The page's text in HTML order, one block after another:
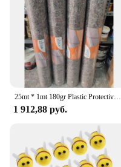
25mt * 1mt 180gr Plastic Protective Felt Painter Floor Cover 25*1 180gr-Plastic Blanket Roll-Ferrule
1 912,88 руб.